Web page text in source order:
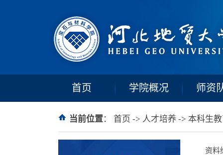
首页 学院概况 师资
当前位置： 首页 -> 人才培养 -> 本科生
资料